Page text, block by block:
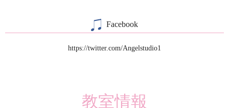
Facebook
https://twitter.com/Angelstudio1
教室情報